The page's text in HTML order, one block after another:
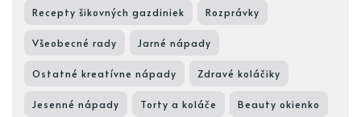
Recepty šikovných gazdiniek Rozprávky
Všeobecné rady Jarné nápady
Ostatné kreatívne nápady Zdravé koláčiky
Jesenné nápady Torty a koláče Beauty okienko